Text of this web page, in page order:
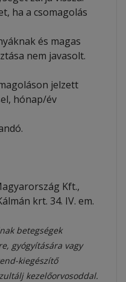
ha a csomagolás
és magas
nem javasolt.
jelzett
hónap/év
Kft.,
krt. 34. IV. em.
betegségek
gyógyítására vagy
kiegészítő
kezelőorvosoddal.